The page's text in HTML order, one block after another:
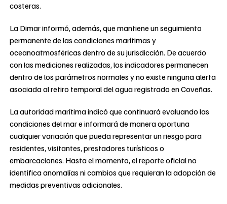
costeras.
La Dimar informó, además, que mantiene un seguimiento
permanente de las condiciones marítimas y
oceanoatmosféricas dentro de su jurisdicción. De acuerdo
con las mediciones realizadas, los indicadores permanecen
dentro de los parámetros normales y no existe ninguna alerta
asociada al retiro temporal del agua registrado en Coveñas.
La autoridad marítima indicó que continuará evaluando las
condiciones del mar e informará de manera oportuna
cualquier variación que pueda representar un riesgo para
residentes, visitantes, prestadores turísticos o
embarcaciones. Hasta el momento, el reporte oficial no
identifica anomalías ni cambios que requieran la adopción de
medidas preventivas adicionales.